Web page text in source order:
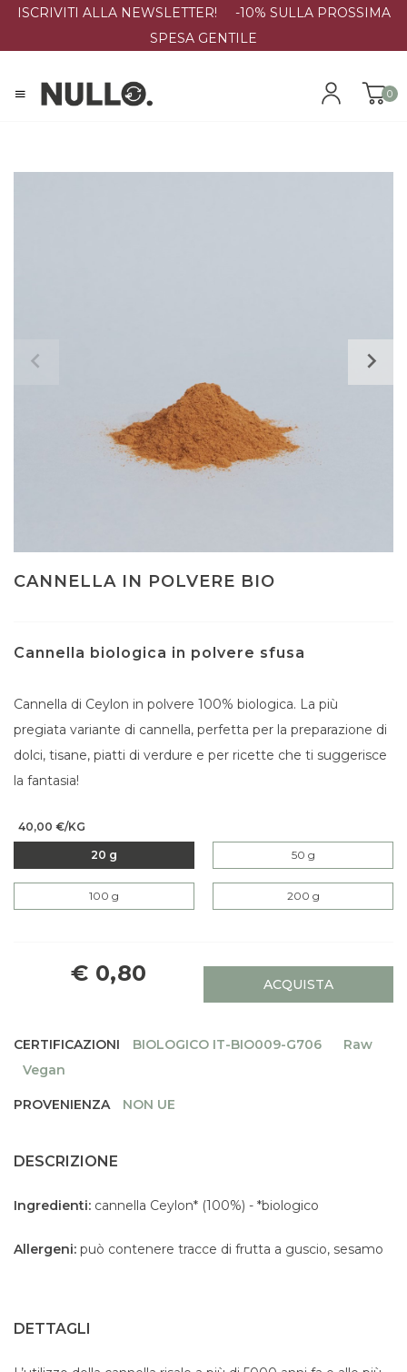
ISCRIVITI ALLA NEWSLETTER! -10% SULLA PROSSIMA
SPESA GENTILE
0
CANNELLA IN POLVERE BIO
Cannella biologica in polvere sfusa
Cannella di Ceylon in polvere 100% biologica. La più
pregiata variante di cannella, perfetta per la preparazione di
dolci, tisane, piatti di verdure e per ricette che ti suggerisce
la fantasia!
40,00 €/KG
20 g 50 g
100 g 200 g
€ 0,80 ACQUISTA
CERTIFICAZIONI BIOLOGICO IT-BIO009-G706
Raw
Vegan
PROVENIENZA NON UE
DESCRIZIONE
Ingredienti: cannella Ceylon* (100%) - *biologico
Allergeni: può contenere tracce di frutta a guscio, sesamo
DETTAGLI